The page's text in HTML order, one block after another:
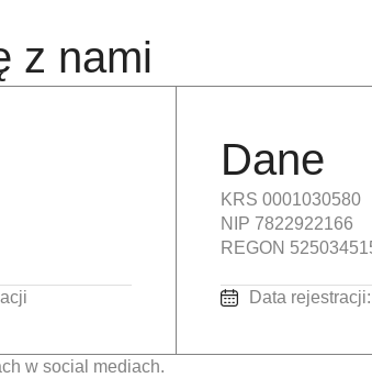
z nami
Dane
KRS 0001030580
NIP 7822922166
REGON
Data
w social mediach.